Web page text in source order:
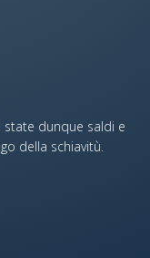
dunque saldi e
della schiavitù.